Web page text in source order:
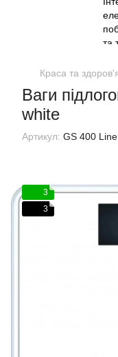
Краса та
Ваги
white
Артикул: GS 400
3
3